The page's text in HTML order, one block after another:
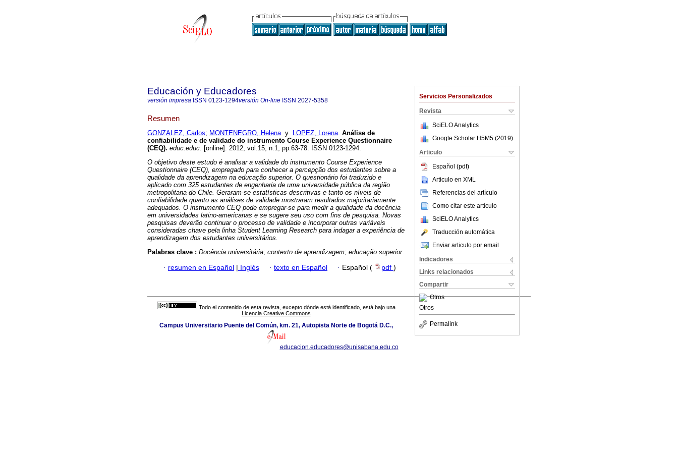
Servicios Personalizados
Revista
SciELO Analytics
Google Scholar H5M5 (2019)
Articulo
Español (pdf)
Articulo en XML
Referencias del artículo
Como citar este artículo
SciELO Analytics
Traducción automática
Enviar articulo por email
Indicadores
Links relacionados
Compartir
Otros
Otros
Permalink
Educación y Educadores
versión impresa ISSN 0123-1294versión On-line ISSN 2027-5358
Resumen
GONZALEZ, Carlos; MONTENEGRO, Helenay LOPEZ, Lorena. Análise de
confiabilidade e de validade do instrumento Course Experience Questionnaire
(CEQ). educ.educ. [online]. 2012, vol.15, n.1, pp.63-78. ISSN 0123-1294.
O objetivo deste estudo é analisar a validade do instrumento Course Experience
Questionnaire (CEQ), empregado para conhecer a percepção dos estudantes sobre a
qualidade da aprendizagem na educação superior. O questionário foi traduzido e
aplicado com 325 estudantes de engenharia de uma universidade pública da região
metropolitana do Chile. Geraram-se estatísticas descritivas e tanto os níveis de
confiabilidade quanto as análises de validade mostraram resultados majoritariamente
adequados. O instrumento CEQ pode empregar-se para medir a qualidade da docência
em universidades latino-americanas e se sugere seu uso com fins de pesquisa. Novas
pesquisas deverão continuar o processo de validade e incorporar outras variáveis
consideradas chave pela linha Student Learning Research para indagar a experiência de
aprendizagem dos estudantes universitários.
Palabras clave : Docência universitária; contexto de aprendizagem; educação superior.
· resumen en Español | Inglés · texto en Español · Español ( pdf )
Todo el contenido de esta revista, excepto dónde está identificado, está bajo una
Licencia Creative Commons
Campus Universitario Puente del Común, km. 21, Autopista Norte de Bogotá D.C.,
educacion.educadores@unisabana.edu.co